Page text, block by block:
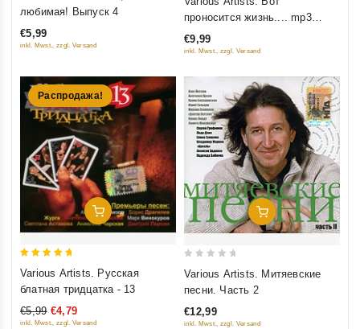
5
любимая! Выпуск 4
€5,99
inkl. Mwst., zzgl. Versand 5
проносится жизнь.... mp3
Коллекция
€9,99
inkl. Mwst., zzgl. Versand
Распродажа!
Добавить В Корзину
Various Artists. Русская
блатная тридцатка - 13
€5,99 €4,79
inkl. Mwst., zzgl. Versand
Добавить В Корзину
5
Various Artists. Митяевские
песни. Часть 2
€12,99
inkl. Mwst., zzgl. Versand